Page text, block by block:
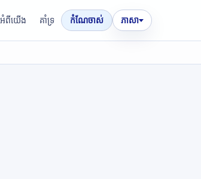
អំពីយើង គាំទ្រ កំណែចាស់ ភាសា